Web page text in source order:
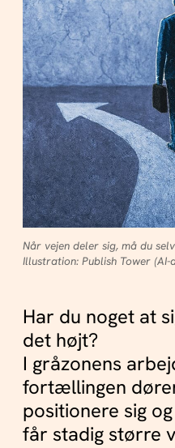
Når vejen deler sig, må du
Illustration: Publish Tower (AI-
Har du noget at
det højt?
I gråzonens
fortællingen
positionere sig
får stadig større